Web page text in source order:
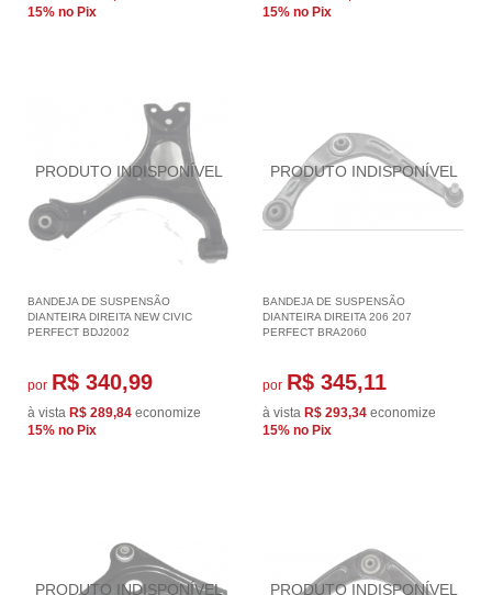
15% no Pix
15% no Pix
BANDEJA DE SUSPENSÃO
DIANTEIRA DIREITA NEW CIVIC
PERFECT BDJ2002
por R$ 340,99
à vista R$ 289,84 economize
15% no Pix
BANDEJA DE SUSPENSÃO
DIANTEIRA DIREITA 206 207
PERFECT BRA2060
por R$ 345,11
à vista R$ 293,34 economize
15% no Pix